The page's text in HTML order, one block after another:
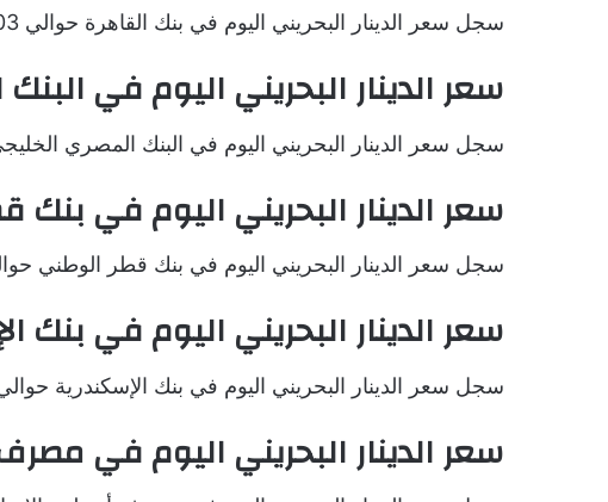
سجل سعر الدينار البحريني اليوم في بنك القاهرة حوالي 139.3603 جنيه مصري.
سعر الدينار البحريني اليوم في
سجل سعر الدينار البحريني اليوم في البنك المصري الخليجي 139.5238 جنيه
سعر الدينار البحريني اليوم في
سجل سعر الدينار البحريني اليوم في بنك قطر الوطني حوالي 138.6427 جنيه
سعر الدينار البحريني اليوم في بنك
سجل سعر الدينار البحريني اليوم في بنك الإسكندرية حوالي 138.4484 جنيه
سعر الدينار البحريني اليوم في